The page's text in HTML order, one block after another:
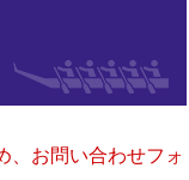
、お問い合わせフォ